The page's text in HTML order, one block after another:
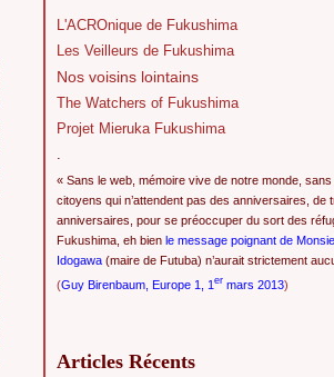
L'ACROnique de Fukushima
Les Veilleurs de Fukushima
Nos voisins lointains
The Watchers of Fukushima
Projet Mieruka Fukushima
.
« Sans le web, mémoire vive de notre monde, sans
citoyens qui n’attendent pas des anniversaires, de
anniversaires, pour se préoccuper du sort des
Fukushima, eh bien le message poignant de
Idogawa (maire de Futuba) n’aurait strictement
(Guy Birenbaum, Europe 1, 1 er mars 2013)
Articles Récents